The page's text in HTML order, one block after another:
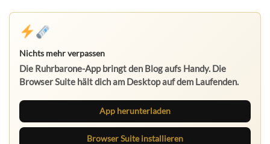
Nichts mehr verpassen
Die Ruhrbarone-App bringt den Blog aufs Handy. Die
Browser Suite hält dich am Desktop auf dem Laufenden.
App herunterladen
Browser Suite installieren